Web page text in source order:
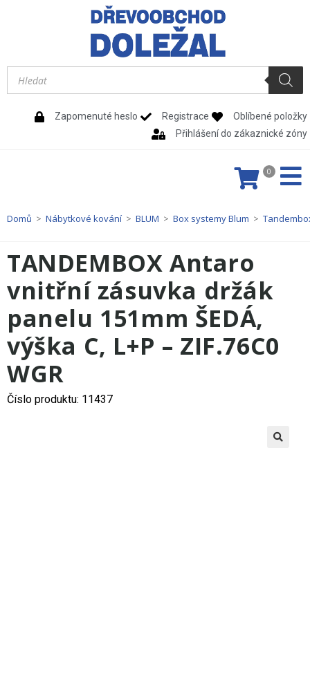
Zapomenuté heslo Registrace
Oblíbené položky
Přihlášení do zákaznické zóny
0
Domů > Nábytkové kování > BLUM > Box systemy Blum >
TANDEMBOX Antaro
vnitřní zásuvka držák
panelu 151mm ŠEDÁ,
výška C, L+P – ZIF.76C0
WGR
Číslo produktu: 11437